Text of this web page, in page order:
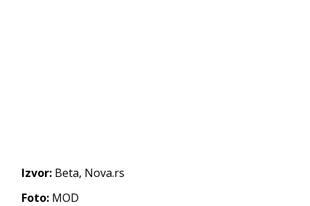
Izvor: Beta, Nova.rs
Foto: MOD